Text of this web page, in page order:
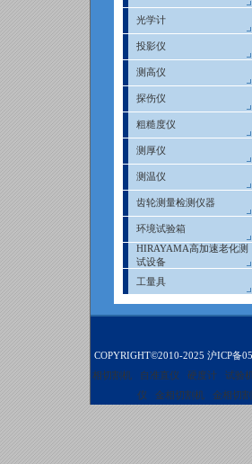
光学计
投影仪
测高仪
探伤仪
粗糙度仪
测厚仪
测温仪
齿轮测量检测仪器
环境试验箱
HIRAYAMA高加速老化测
试设备
工量具
COPYRIGHT©2010-2025 沪ICP备
相切割机
自准直仪 硬度计 试验机
仪
金相切割机 金相切